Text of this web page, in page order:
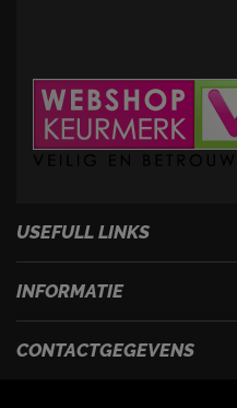
USEFULL LINKS
INFORMATIE
CONTACTGEGEVENS